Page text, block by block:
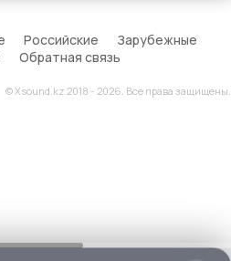
Российские
Зарубежные
Обратная связь
© Xsound.kz 2018 - 2026. Все права защищены.